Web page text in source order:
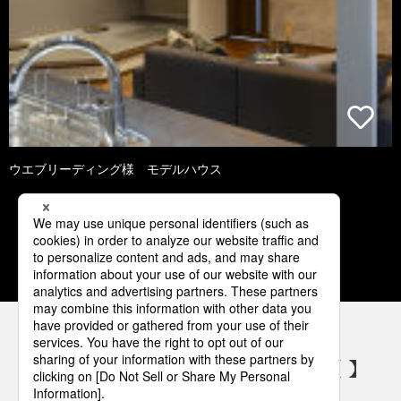
ウエブリーディング様 モデルハウス
1 2 3 4 5
パナソニックの電気設備 SNSアカウント